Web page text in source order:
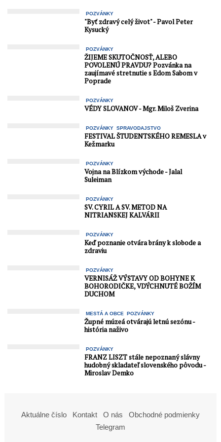
POZVÁNKY
"Byť zdravý celý život" - Pavol Peter
Kysucký
POZVÁNKY
ŽIJEME SKUTOČNOSŤ, ALEBO
POVOLENÚ PRAVDU? Pozvánka na
zaujímavé stretnutie s Edom Sabom v
Poprade
POZVÁNKY
VÉDY SLOVANOV - Mgr. Miloš Zverina
POZVÁNKY SPRAVODAJSTVO
FESTIVAL ŠTUDENTSKÉHO REMESLA v
Kežmarku
POZVÁNKY
Vojna na Blízkom východe - Jalal
Suleiman
POZVÁNKY
SV. CYRIL A SV. METOD NA
NITRIANSKEJ KALVÁRII
POZVÁNKY
Keď poznanie otvára brány k slobode a
zdraviu
POZVÁNKY
VERNISÁŽ VÝSTAVY OD BOHYNE K
BOHORODIČKE, VDÝCHNUTÉ BOŽÍM
DUCHOM
MESTÁ A OBCE POZVÁNKY
Župné múzeá otvárajú letnú sezónu -
história naživo
POZVÁNKY
FRANZ LISZT stále nepoznaný slávny
hudobný skladateľ slovenského pôvodu -
Miroslav Demko
Aktuálne číslo Kontakt O nás
Obchodné podmienky
Telegram